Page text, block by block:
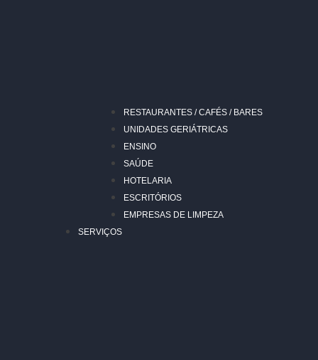
RESTAURANTES / CAFÉS / BARES
UNIDADES GERIÁTRICAS
ENSINO
SAÚDE
HOTELARIA
ESCRITÓRIOS
EMPRESAS DE LIMPEZA
SERVIÇOS